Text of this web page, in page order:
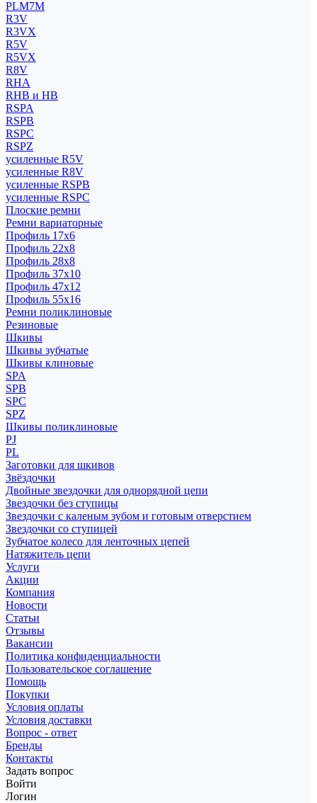
PLM7M
R3V
R3VX
R5V
R5VX
R8V
RHA
RHB и HB
RSPA
RSPB
RSPC
RSPZ
усиленные R5V
усиленные R8V
усиленные RSPB
усиленные RSPC
Плоские ремни
Ремни вариаторные
Профиль 17x6
Профиль 22x8
Профиль 28x8
Профиль 37x10
Профиль 47x12
Профиль 55x16
Ремни поликлиновые
Резиновые
Шкивы
Шкивы зубчатые
Шкивы клиновые
SPA
SPB
SPC
SPZ
Шкивы поликлиновые
PJ
PL
Заготовки для шкивов
Звёздочки
Двойные звездочки для однорядной цепи
Звездочки без ступицы
Звездочки с каленым зубом и готовым отверстием
Звездочки со ступицей
Зубчатое колесо для ленточных цепей
Натяжитель цепи
Услуги
Акции
Компания
Новости
Статьи
Отзывы
Вакансии
Политика конфиденциальности
Пользовательское соглашение
Помощь
Покупки
Условия оплаты
Условия доставки
Вопрос - ответ
Бренды
Контакты
Задать вопрос
Войти
Логин